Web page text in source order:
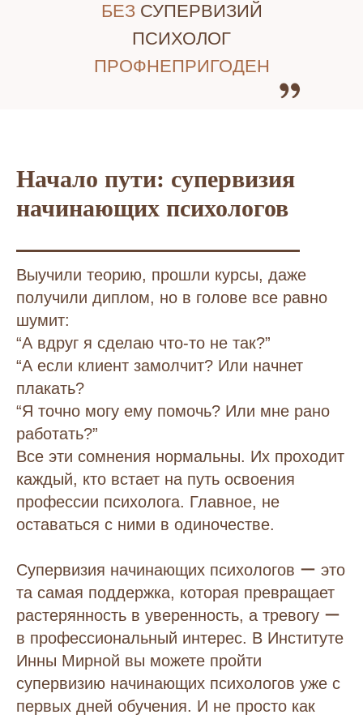
БЕЗ СУПЕРВИЗИЙ
ПСИХОЛОГ
ПРОФНЕПРИГОДЕН
Начало пути: супервизия
начинающих психологов
Выучили теорию, прошли курсы, даже
получили диплом, но в голове все равно
шумит:
“А вдруг я сделаю что-то не так?”
“А если клиент замолчит? Или начнет
плакать?
“Я точно могу ему помочь? Или мне рано
работать?”
Все эти сомнения нормальны. Их проходит
каждый, кто встает на путь освоения
профессии психолога. Главное, не
оставаться с ними в одиночестве.
Супервизия начинающих психологов ー это
та самая поддержка, которая превращает
растерянность в уверенность, а тревогу ー
в профессиональный интерес. В Институте
Инны Мирной вы можете пройти
супервизию начинающих психологов уже с
первых дней обучения. И не просто как